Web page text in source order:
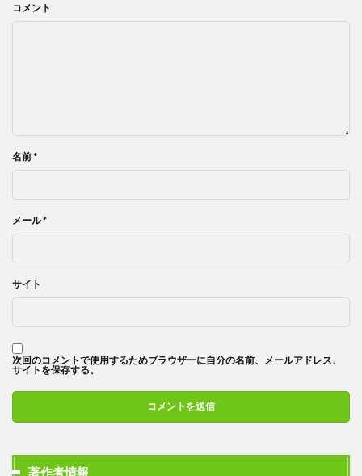
コメント
名前*
メール*
サイト
次回のコメントで使用するためブラウザーに自分の名前、メールアドレス、
サイトを保存する。
著作者情報